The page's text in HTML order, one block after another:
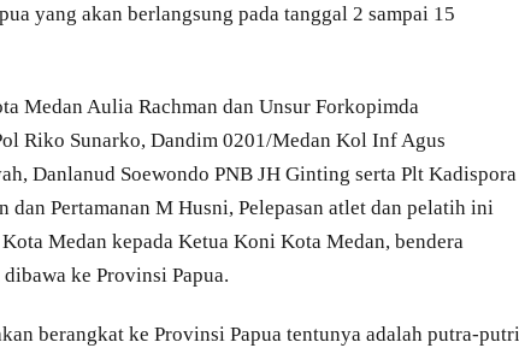
yang akan berlangsung pada tanggal 2 sampai 15
Medan Aulia Rachman dan Unsur Forkopimda
Riko Sunarko, Dandim 0201/Medan Kol Inf Agus
Danlanud Soewondo PNB JH Ginting serta Plt Kadispora
Pertamanan M Husni, Pelepasan atlet dan pelatih ini
Medan kepada Ketua Koni Kota Medan, bendera
ke Provinsi Papua.
berangkat ke Provinsi Papua tentunya adalah putra-putri